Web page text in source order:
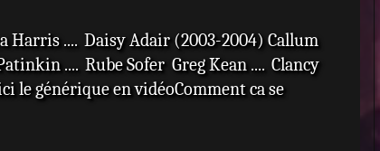
Harris .... Daisy Adair (2003-2004) Callum
.... Rube Sofer Greg Kean .... Clancy
le générique en vidéoComment ca se